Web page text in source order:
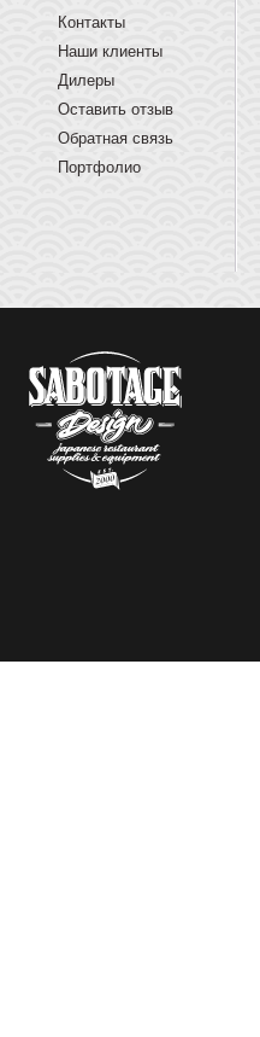
Контакты
Наши клиенты
Дилеры
Оставить отзыв
Обратная связь
Портфолио